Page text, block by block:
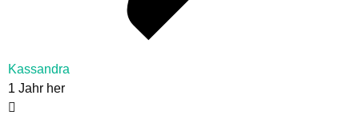
Kassandra
1 Jahr her